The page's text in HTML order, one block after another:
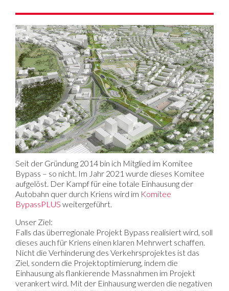
Seit der Gründung 2014 bin ich Mitglied im Komitee
Bypass – so nicht. Im Jahr 2021 wurde dieses Komitee
aufgelöst. Der Kampf für eine totale Einhausung der
Autobahn quer durch Kriens wird im Komitee
BypassPLUS weitergeführt.
Unser Ziel:
Falls das überregionale Projekt Bypass realisiert wird, soll
dieses auch für Kriens einen klaren Mehrwert schaffen.
Nicht die Verhinderung des Verkehrsprojektes ist das
Ziel, sondern die Projektoptimierung, indem die
Einhausung als flankierende Massnahmen im Projekt
verankert wird. Mit der Einhausung werden die negativen